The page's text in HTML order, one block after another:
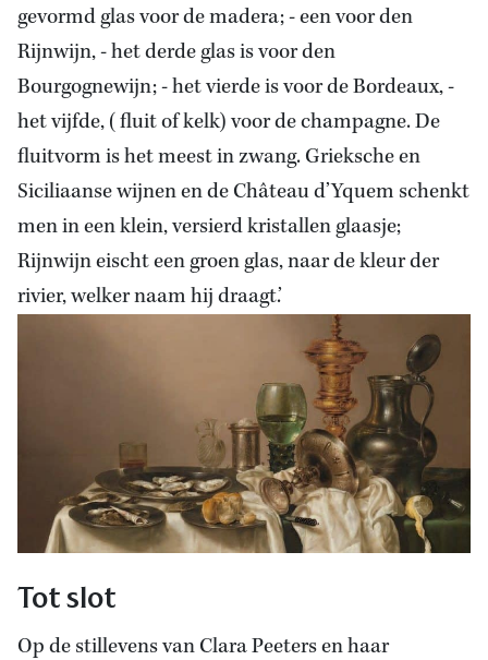
gevormd glas voor de madera; - een voor den
Rijnwijn, - het derde glas is voor den
Bourgognewijn; - het vierde is voor de Bordeaux, -
het vijfde, (fluit of kelk) voor de champagne. De
fluitvorm is het meest in zwang. Grieksche en
Siciliaanse wijnen en de Château d’Yquem schenkt
men in een klein, versierd kristallen glaasje;
Rijnwijn eischt een groen glas, naar de kleur der
rivier, welker naam hij draagt.’
Tot slot
Op de stillevens van Clara Peeters en haar